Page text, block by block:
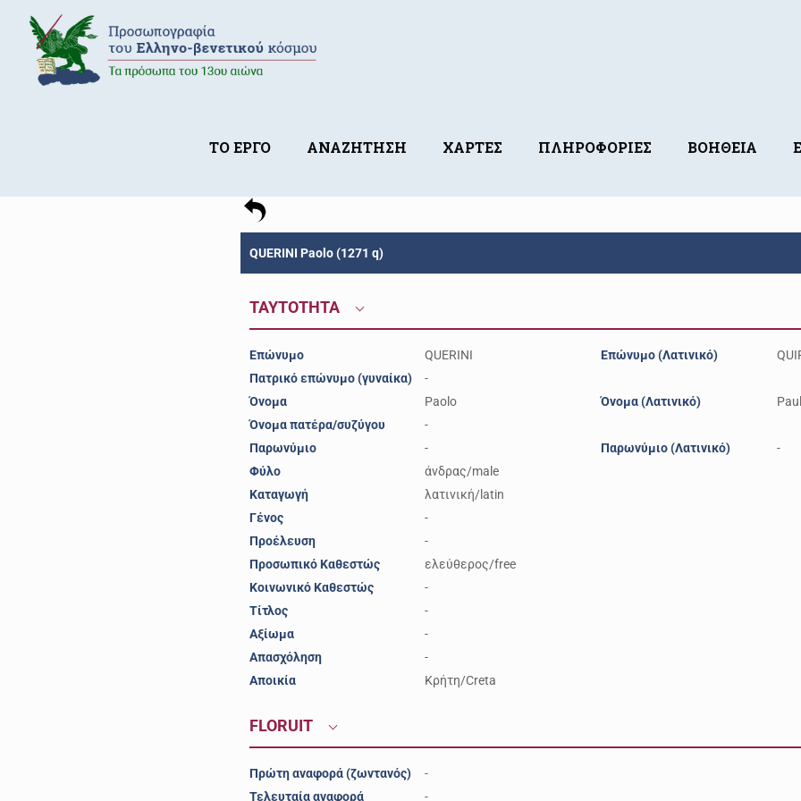
ΤΟ ΕΡΓΟ ΑΝΑΖΗΤΗΣΗ ΧΑΡΤΕΣ ΠΛΗΡΟΦΟΡΙΕΣ ΒΟΗΘΕΙΑ
QUERINI Paolo (1271 q)
ΤΑΥΤΟΤΗΤΑ
Επώνυμο
QUERINI
Πατρικό επώνυμο (γυναίκα)
-
Όνομα
Paolo
Όνομα πατέρα/συζύγου
-
Παρωνύμιο
-
Φύλο
άνδρας/male
Καταγωγή
λατινική/latin
Γένος
-
Προέλευση
-
Προσωπικό Καθεστώς
ελεύθερος/free
Κοινωνικό Καθεστώς
-
Τίτλος
-
Αξίωμα
-
Απασχόληση
-
Αποικία
Κρήτη/Creta
Επώνυμο (Λατινικό)
Όνομα (Λατινικό)
Παρωνύμιο (Λατινικό) -
FLORUIT
Πρώτη αναφορά (ζωντανός)
-
Τελευταία αναφορά
-